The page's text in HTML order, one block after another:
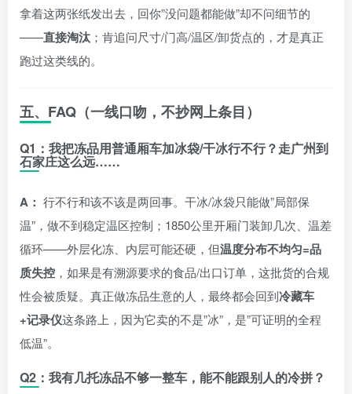
拿着这两张纸发出去，回你”没问题都能做”却不问细节的
——直接淘汰 ；肯追问尺寸/门高/温区/卸货点的，才是真正
跑过这类线的。
五、FAQ（一线口吻，不抄网上条目）
Q1：我把冻品用普通厢车加冰袋/干冰行不行？走广州到
石家庄这么远……
A： 行不行和该不该是两回事。干冰/冰袋只能做”局部保
温”，做不到稳定温区控制；1850公里开厢门装卸几次、温差
循环——外层化冻、内层可能还硬，但温度分布不均匀=品
质失控 ，如果是有溯源要求的食品/出口订单，这批货的合规
性会被质疑。真正做冻品生意的人，最终都会回到冷藏车
+记录仪这条路上，因为它卖的不是”冰”，是”可证明的全程
低温”。
Q2：我有几托冻品不够一整车，能不能跟别人的冷拼？